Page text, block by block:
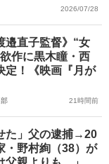
2026/07/28
邉直子監督》“女
作に黒木瞳・西
定！《映画『月が
21時間前
た」父の逮捕→20
・野村絢（38）が